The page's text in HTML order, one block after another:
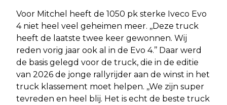
Voor Mitchel heeft de 1050 pk sterke Iveco Evo
4 niet heel veel geheimen meer. ,,Deze truck
heeft de laatste twee keer gewonnen. Wij
reden vorig jaar ook al in de Evo 4.’’ Daar werd
de basis gelegd voor de truck, die in de editie
van 2026 de jonge rallyrijder aan de winst in het
truck klassement moet helpen. ,,We zijn super
tevreden en heel blij. Het is echt de beste truck